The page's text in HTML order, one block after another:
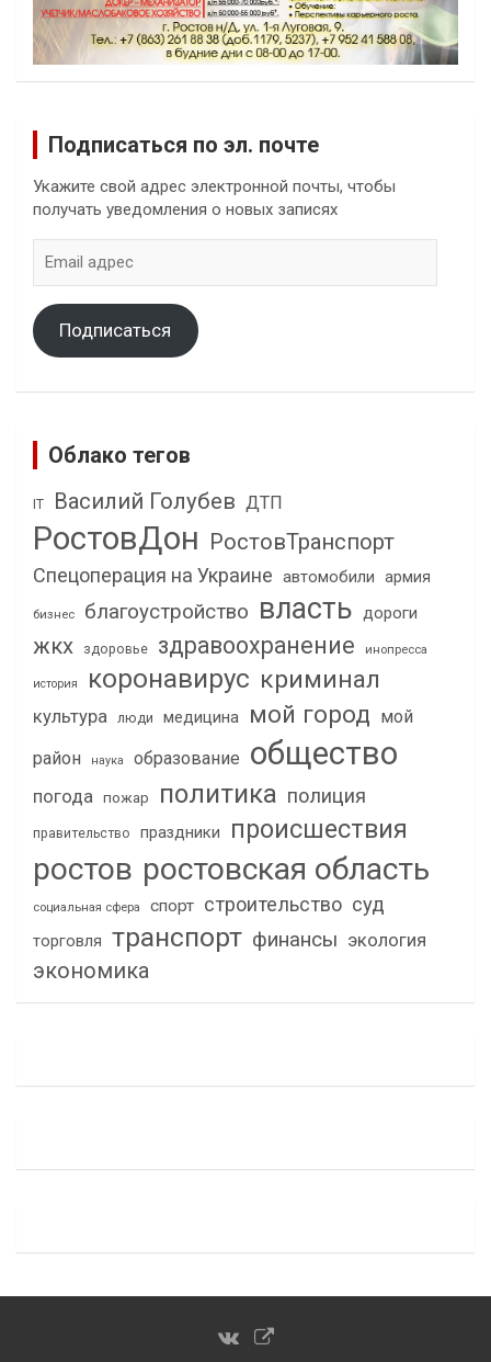
Подписаться по эл. почте
Укажите свой адрес электронной почты, чтобы
получать уведомления о новых записях
адрес
Подписаться
Облако тегов
IT Василий Голубев ДТП
РостовДон РостовТранспорт
Спецоперация на Украине автомобили армия
бизнес благоустройство власть дороги
жкх здоровье здравоохранение инопресса
история коронавирус криминал
культура люди медицина мой город мой
район
наука образование общество
погода пожар политика полиция
правительство праздники происшествия
ростов ростовская область
социальная сфера спорт строительство суд
торговля транспорт финансы экология
экономика